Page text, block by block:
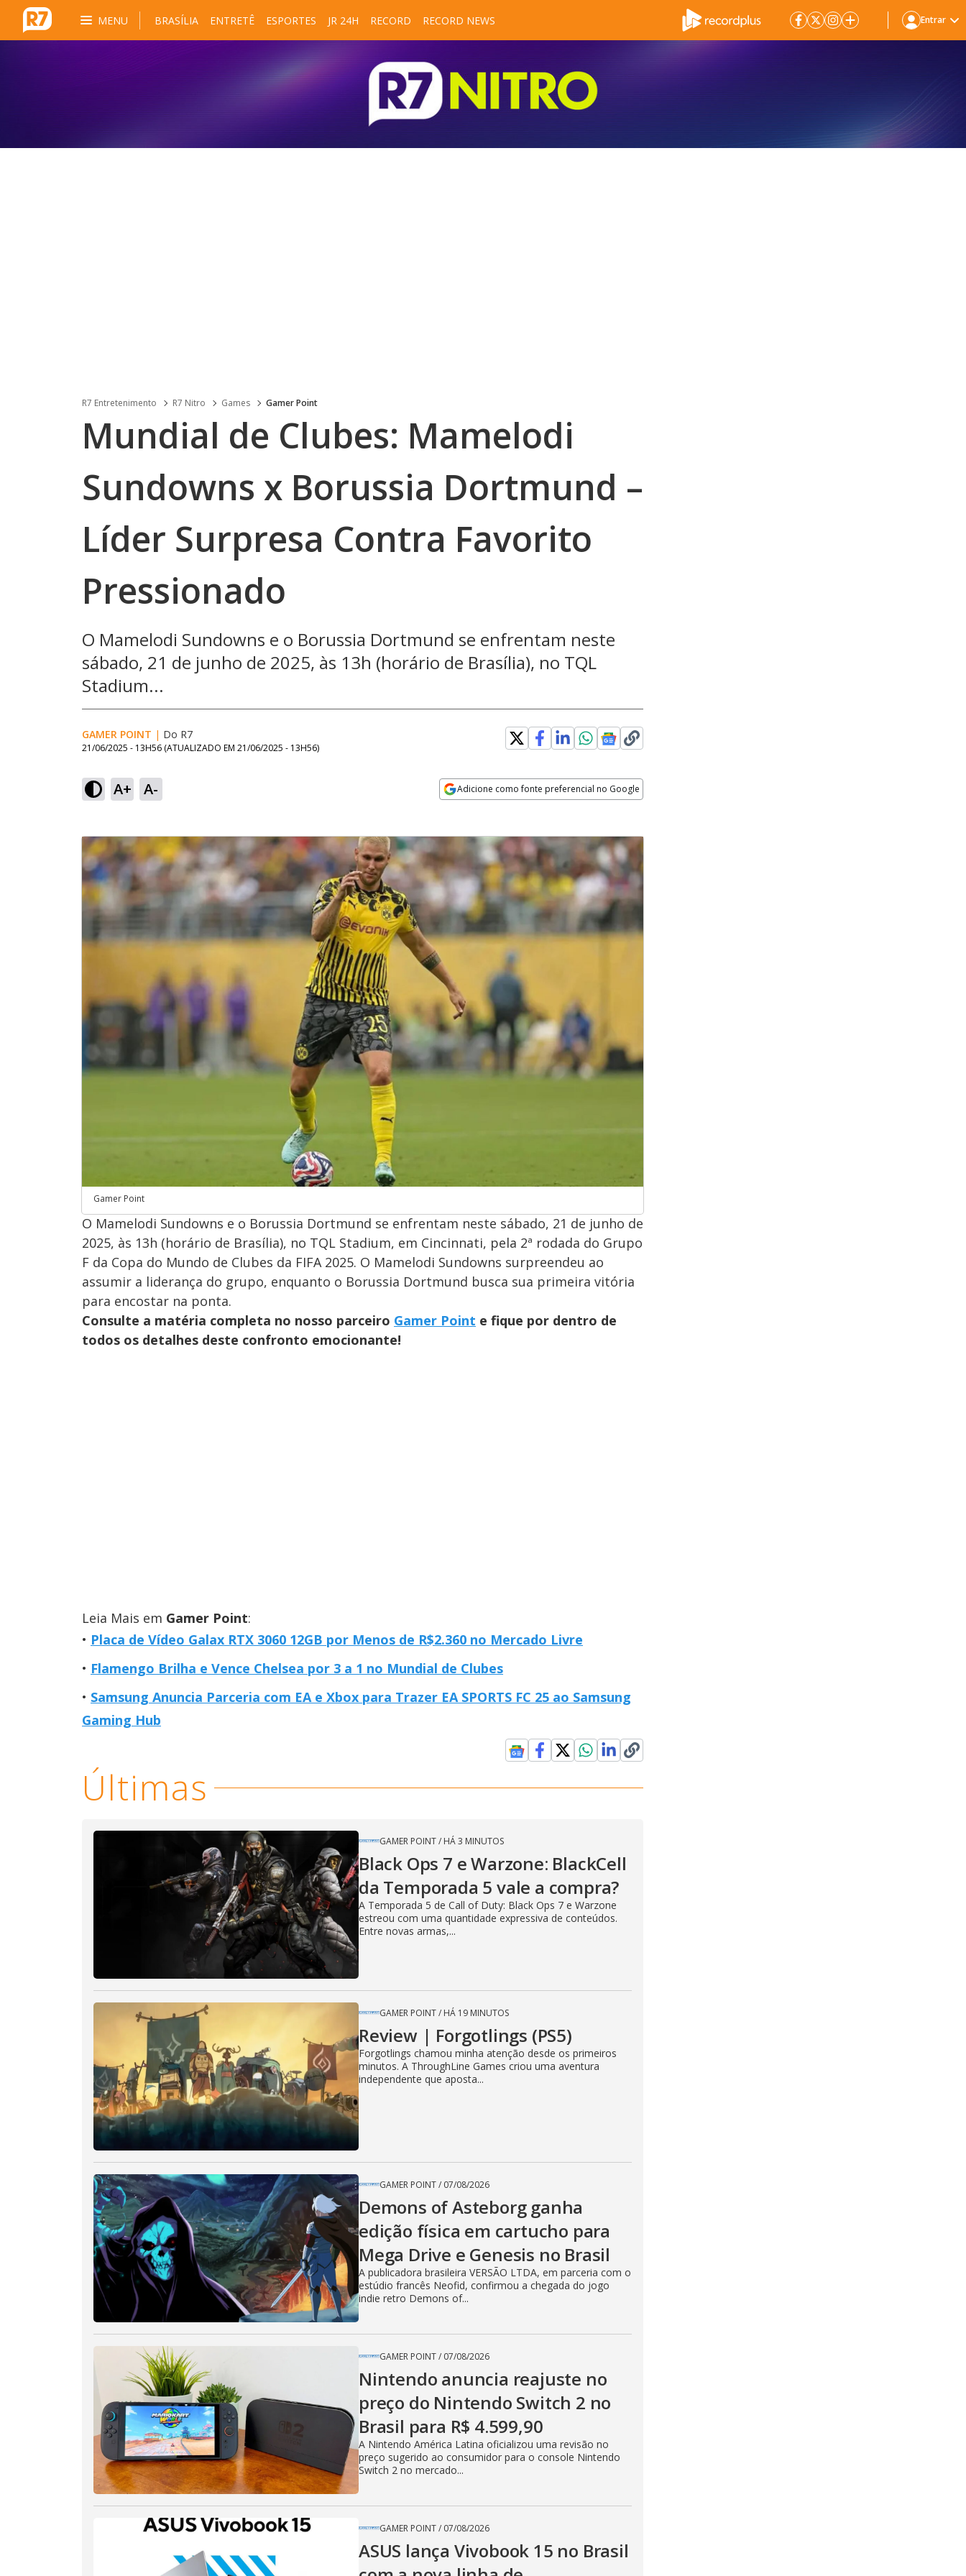
MENU BRASÍLIA ENTRETÊ ESPORTES JR 24H RECORD RECORD NEWS Entrar
R7 Entretenimento R7 Nitro Games Gamer Point
Mundial de Clubes: Mamelodi
Sundowns x Borussia Dortmund –
Líder Surpresa Contra Favorito
Pressionado
O Mamelodi Sundowns e o Borussia Dortmund se enfrentam neste
sábado, 21 de junho de 2025, às 13h (horário de Brasília), no TQL
Stadium...
GAMER POINT | Do R7
21/06/2025 - 13H56 (ATUALIZADO EM 21/06/2025 - 13H56)
A+ A- Adicione como fonte preferencial no Google
Gamer Point
O Mamelodi Sundowns e o Borussia Dortmund se enfrentam neste sábado, 21 de junho de
2025, às 13h (horário de Brasília), no TQL Stadium, em Cincinnati, pela 2ª rodada do Grupo
F da Copa do Mundo de Clubes da FIFA 2025. O Mamelodi Sundowns surpreendeu ao
assumir a liderança do grupo, enquanto o Borussia Dortmund busca sua primeira vitória
para encostar na ponta.
Consulte a matéria completa no nosso parceiro Gamer Point e fique por dentro de
todos os detalhes deste confronto emocionante!
Leia Mais em Gamer Point:
Placa de Vídeo Galax RTX 3060 12GB por Menos de R$2.360 no Mercado Livre
Flamengo Brilha e Vence Chelsea por 3 a 1 no Mundial de Clubes
Samsung Anuncia Parceria com EA e Xbox para Trazer EA SPORTS FC 25 ao Samsung
Gaming Hub
Últimas
GAMER POINT/ HÁ 3 MINUTOS
Black Ops 7 e Warzone: BlackCell
da Temporada 5 vale a compra?
A Temporada 5 de Call of Duty: Black Ops 7 e Warzone
estreou com uma quantidade expressiva de conteúdos.
Entre novas armas,...
GAMER POINT/ HÁ 19 MINUTOS
Review | Forgotlings (PS5)
Forgotlings chamou minha atenção desde os primeiros
minutos. A ThroughLine Games criou uma aventura
independente que aposta...
GAMER POINT/ 07/08/2026
Demons of Asteborg ganha
edição física em cartucho para
Mega Drive e Genesis no Brasil
A publicadora brasileira VERSÃO LTDA, em parceria com o
estúdio francês Neofid, confirmou a chegada do jogo
indie retro Demons of...
GAMER POINT/ 07/08/2026
Nintendo anuncia reajuste no
preço do Nintendo Switch 2 no
Brasil para R$ 4.599,90
A Nintendo América Latina oficializou uma revisão no
preço sugerido ao consumidor para o console Nintendo
Switch 2 no mercado...
GAMER POINT/ 07/08/2026
ASUS lança Vivobook 15 no Brasil